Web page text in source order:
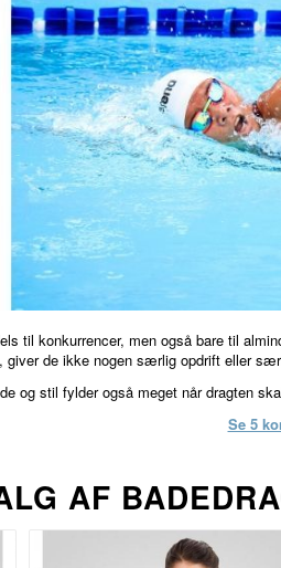
til konkurrencer, men også bare til
giver de ikke nogen særlig opdrift eller
og stil fylder også meget når dragten
Se 5
AF